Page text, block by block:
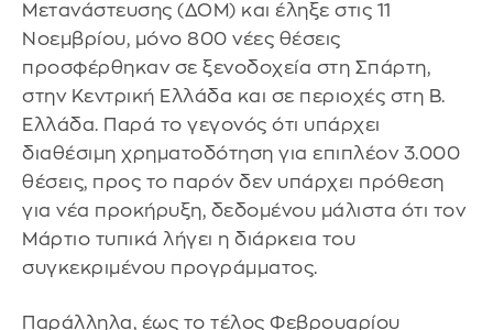
Μετανάστευσης (ΔΟΜ) και έληξε στις 11
Νοεμβρίου, μόνο 800 νέες θέσεις
προσφέρθηκαν σε ξενοδοχεία στη Σπάρτη,
στην Κεντρική Ελλάδα και σε περιοχές στη Β.
Ελλάδα. Παρά το γεγονός ότι υπάρχει
διαθέσιμη χρηματοδότηση για επιπλέον 3.000
θέσεις, προς το παρόν δεν υπάρχει πρόθεση
για νέα προκήρυξη, δεδομένου μάλιστα ότι τον
Μάρτιο τυπικά λήγει η διάρκεια του
συγκεκριμένου προγράμματος.
Παράλληλα, έως το τέλος Φεβρουαρίου